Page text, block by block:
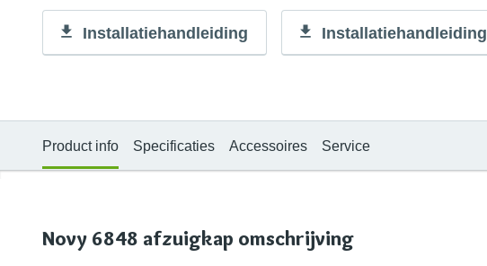
Installatiehandleiding Installatiehandleiding
Product info Specificaties Accessoires Service
Novy 6848 afzuigkap omschrijving